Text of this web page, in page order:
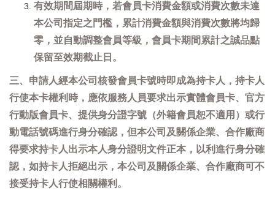
有效期間屆期時，若會員卡消費金額或消費次數未達
本公司指定之門檻，累計消費金額與消費次數將均歸
零，並自動調整會員等級，會員卡期間累計之誠品點
保留至效期截止日。
三、申請人經本公司核發會員卡號時即成為持卡人，持卡人
行使本卡權利時，應依服務人員要求出示實體會員卡、官方
行動版會員卡、提供身分證字號（外籍會員恕不適用）或行
動電話號碼進行身分確認，但本公司及關係企業、合作廠商
得要求持卡人出示本人身分證明文件正本，以利進行身分確
認，如持卡人拒絕出示，本公司及關係企業、合作廠商可不
接受持卡人行使相關權利。